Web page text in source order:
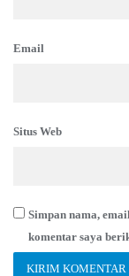
Email
Situs Web
Simpan nama,
komentar saya